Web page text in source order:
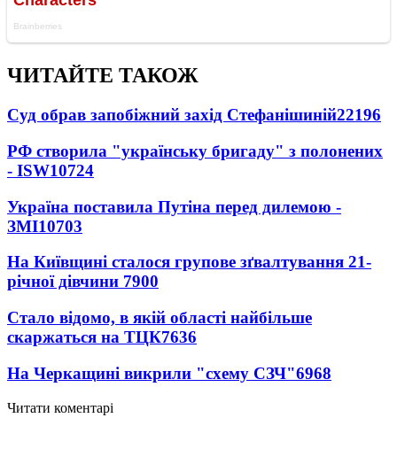
ЧИТАЙТЕ ТАКОЖ
Суд обрав запобіжний захід Стефанішиній22196
РФ створила "українську бригаду" з полонених
- ISW10724
Україна поставила Путіна перед дилемою -
ЗМІ10703
На Київщині сталося групове зґвалтування 21-
річної дівчини 7900
Стало відомо, в якій області найбільше
скаржаться на ТЦК7636
На Черкащині викрили "схему СЗЧ"6968
Читати коментарі